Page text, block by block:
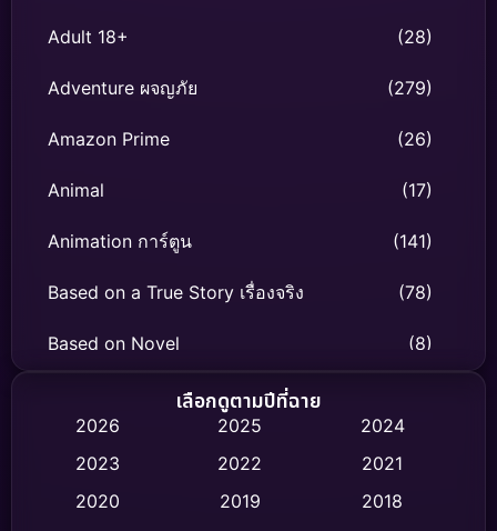
Adult 18+ (28)
Adventure ผจญภัย (279)
Amazon Prime (26)
Animal (17)
Animation การ์ตูน (141)
Based on a True Story เรื่องจริง (78)
Based on Novel (8)
Biography ชีวิตจริง
Classic หนังคลาสสิก (47)
เลือกดูตามปีที่ฉาย
2026 2025
2024
2023
2022
2021
2020
2019
2018